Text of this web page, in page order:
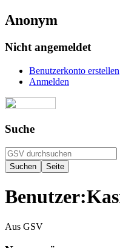
Anonym
Nicht angemeldet
Benutzerkonto erstellen
Anmelden
Suche
Benutzer:
Aus GSV